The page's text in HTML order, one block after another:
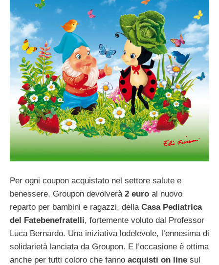
Per ogni coupon acquistato nel settore salute e
benessere, Groupon devolverà 2 euro al nuovo
reparto per bambini e ragazzi, della Casa Pediatrica
del Fatebenefratelli, fortemente voluto dal Professor
Luca Bernardo. Una iniziativa lodelevole, l’ennesima di
solidarietà lanciata da Groupon. E l’occasione è ottima
anche per tutti coloro che fanno acquisti on line sul